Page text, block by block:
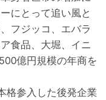
にとって追い風と
フジッコ、エバラ
食品、大堀、イニ
億円規模の年商を
格参入した後発企業